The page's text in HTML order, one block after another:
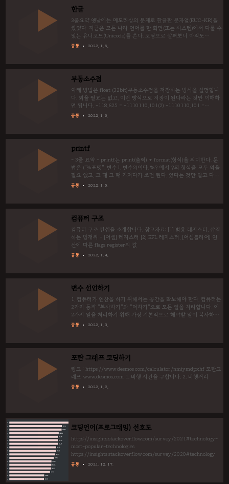
드 사용법도 익힘니다. 향후 수업에서 강사를 따라잡지 못해서 학
습효과가 많이 떨어집니다. - 타입을 반드시 외우게 시켜야 합니다.
(char, int ...) - 정수, 소수, 음수 저장방식은 외우지 않아도 한 번쯤
들려줘야합..
한글
3줄요약 옛날에는 메모리상의 문제로 한글판 문자열(EUC-KR)을
썼었다. 지금은 모든 나라 언어를 한 화면(또는 시스템)에서 다룰 수
있는 유니코드(Unicode)를 쓴다. 코딩으로 살펴보니 아직도
window에서는 EUC-KR을 사용하고 있다. 1. 한글의 구성 종류 갯
(19) = 자음 + 겹자음 ㄱ ㄲ ㄴ ㄷ ㄸ ㄹ ㅁ ㅂ ㅃ ㅅ ㅆ ㅇ ㅈ ㅉ ㅊ
ㅋ ㅌ ㅍ ㅎ 중성(21) = 모음 + 겹모음 ㅏ ㅐ ㅑ ㅒ ㅓ ㅔ ㅕ ㅖ ㅗ ㅘ
ㅙ ㅚ ㅛ ㅜ ㅝ ㅞ ㅟ ㅠ ㅡ ㅢ ㅣ 종성(28) = 자음+겹받침+없음 (x)
ㄱ ㄲ ㄳ..
공통 2022. 1. 6.
부동소수점
아래 방법은 float (32bit)부동소수점을 저장하는 방식을 설명합니
다. 외울 필요는 없고, 이런 방식으로 저장이 된다라는 것만 이해하
면 됩니다. -118.625 = -1110110.101(2) -1110110.101 =
-1.110110101×2⁶ (정수 1은 탈락시킨다. 왜냐하면, 언제나 1이므
float q = -118.625; printf("2진수 : %X\n", p); printf("소수 였던
것 ..
공통 2022. 1. 6.
printf
- 3줄 요약 - printf는 print(출력) + format(형식)을 의미한다. 문
법은 ("%포멧", 변수1, 변수2)이다. %? 에서 ?의 형식을 모두 외울
필요 없고, 그 때 그 때 가져다가 쓰면 된다. 있다는 것만 알고 다음
단원 ㄱㄱ printf 함수는 가장 초반에 등장하지만, 굉장히 잘 구현
포멧 설명 예제코드 출력 %d, %i 10진수 출력 단, %i는 8진수(01)
와, 16진수 입력(0x1)을 받을 수 있다. printf("%d\n", 0xff); 255
%u 10진수 출력..
공통 2022. 1. 6.
컴퓨터 구조
컴퓨터 구조 컨셉을 소개합니다. 참고자료: [1] 범용 레지스터, 삽질
하는 멍개씨 - [어셈] 레지스터 [2] EFL 레지스터, [어셈블리어] 연
산에 따른 flags register의 값
공통 2022. 1. 4.
변수 선언하기
1. 컴퓨터가 연산을 하기 위해서는 공간을 확보해야 한다. 컴퓨터는
2가지 동작 "복사하기"와 "더하기"으로 모든 일을 처리합니다. 이
2가지 일을 처리하기 위해 가장 기본적으로 해야할 일이 복사하거
나 작업을 할 공간을 확보하는 일입니다. 선언하기는 공간을 확보
공간을 활용하기 쉬워집니다. 사람 이름 정하는 것이나 마찬가지
입니다. 거기 키175되는 잘생긴 남자분 이라고 부르는 것보다, 홍
길동씨라고 하는 것이 협동의 시간을 줄여주겠지요? 둘 째, 저장 방
식을 약속하는 방법은 데이타 타입(Data Type)을 명시하..
공통 2022. 1. 3.
포탄 그래프 코딩하기
링크 : https://www.desmos.com/calculator/nmiymdpxhf 포탄그
래프 www.desmos.com 1. 비행 시간을 구합니다. 2. 비행거리
공통 2022. 1. 2.
코딩언어(프로그래밍) 선호도
https://insights.stackoverflow.com/survey/2021#technology-
most-popular-technologies
https://insights.stackoverflow.com/survey/2020#technology-
most-loved-dreaded-and-wanted-languages-loved 개발 관련 저
공통 2021. 12. 17.